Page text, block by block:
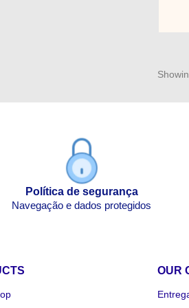
Política de segurança
Navegação e dados protegidos
OUR